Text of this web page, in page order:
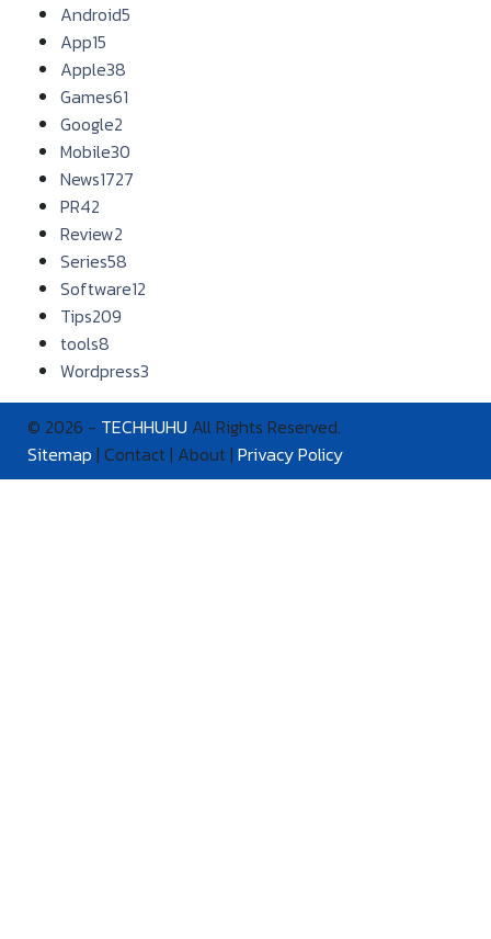
Android5
App15
Apple38
Games61
Google2
Mobile30
News1727
PR42
Review2
Series58
Software12
Tips209
tools8
Wordpress3
© 2026 - TECHHUHU All Rights Reserved.
Sitemap | Contact | About | Privacy Policy